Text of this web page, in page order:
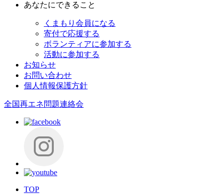
あなたにできること
くまもり会員になる
寄付で応援する
ボランティアに参加する
活動に参加する
お知らせ
お問い合わせ
個人情報保護方針
全国再エネ問題連絡会
TOP